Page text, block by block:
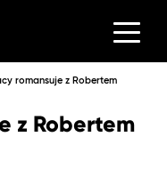
romansuje z Robertem
z Robertem